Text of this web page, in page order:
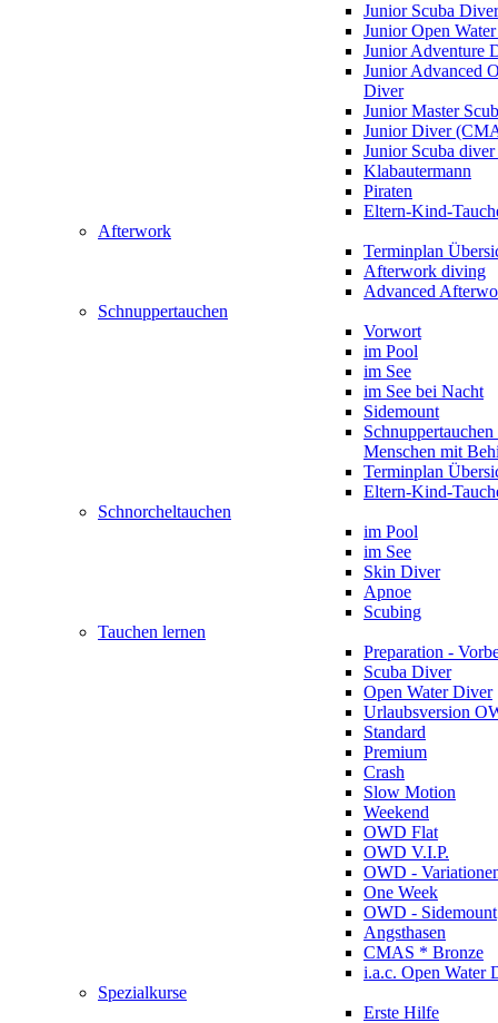
Junior Scuba Diver
Junior Open
Junior Adventure
Junior Advanced
Diver
Junior Master
Junior Diver
Junior Scuba
Klabautermann
Piraten
Eltern-Kind-
Afterwork
Terminplan
Afterwork diving
Advanced
Schnuppertauchen
Vorwort
im Pool
im See
im See bei Nacht
Sidemount
Menschen mit
Terminplan
Eltern-Kind-
Schnorcheltauchen
im Pool
im See
Skin Diver
Apnoe
Scubing
Tauchen lernen
Preparation -
Scuba Diver
Open Water Diver
Urlaubsversion
Standard
Premium
Crash
Slow Motion
Weekend
OWD Flat
OWD V.I.P.
OWD -
One Week
OWD - Sidemount
Angsthasen
CMAS * Bronze
i.a.c. Open Water
Spezialkurse
Erste Hilfe